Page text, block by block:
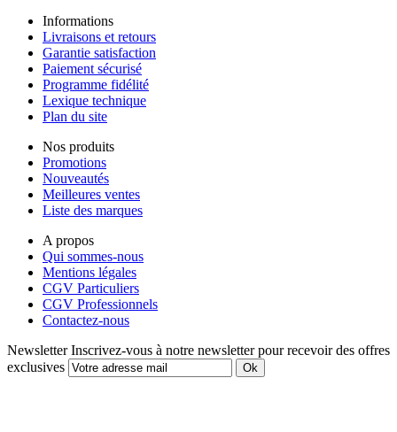
Informations
Livraisons et retours
Garantie satisfaction
Paiement sécurisé
Programme fidélité
Lexique technique
Plan du site
Nos produits
Promotions
Nouveautés
Meilleures ventes
Liste des marques
A propos
Qui sommes-nous
Mentions légales
CGV Particuliers
CGV Professionnels
Contactez-nous
Newsletter Inscrivez-vous à notre newsletter pour recevoir des offres
exclusives